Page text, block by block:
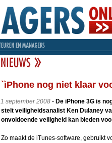
`ìPhone nog niet klaar
1 september 2008- De iPhone 3G is
stelt veiligheidsanalist Ken Dulaney
onvoldoende veiligheid kan bieden
Zo maakt de iTunes-software, gebruikt